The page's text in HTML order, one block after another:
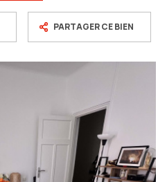
PARTAGER CE BIEN